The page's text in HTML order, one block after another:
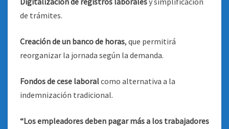
de trámites.
Creación de un banco de horas, que permitirá
reorganizar la jornada según la demanda.
Fondos de cese laboralcomo alternativa a la
indemnización tradicional.
“Los empleadores deben pagar más a los trabajadores